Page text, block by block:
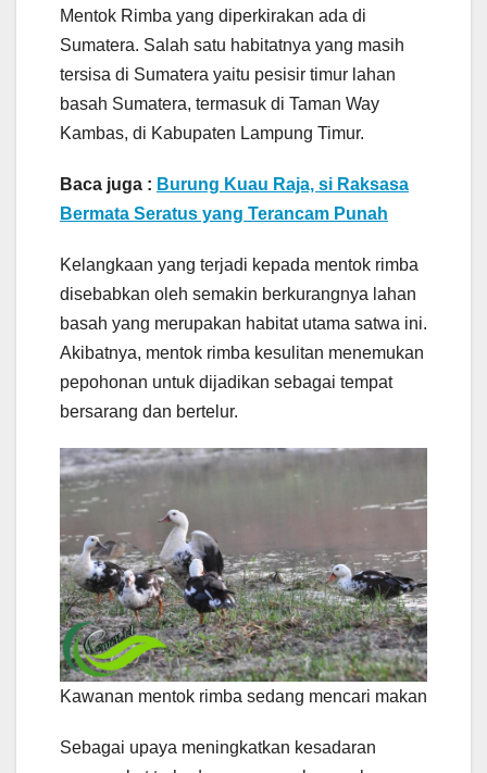
Mentok Rimba yang diperkirakan ada di
Sumatera. Salah satu habitatnya yang masih
tersisa di Sumatera yaitu pesisir timur lahan
basah Sumatera, termasuk di Taman Way
Kambas, di Kabupaten Lampung Timur.
Baca juga : Burung Kuau Raja, si Raksasa
Bermata Seratus yang Terancam Punah
Kelangkaan yang terjadi kepada mentok rimba
disebabkan oleh semakin berkurangnya lahan
basah yang merupakan habitat utama satwa ini.
Akibatnya, mentok rimba kesulitan menemukan
pepohonan untuk dijadikan sebagai tempat
bersarang dan bertelur.
Kawanan mentok rimba sedang mencari makan
Sebagai upaya meningkatkan kesadaran